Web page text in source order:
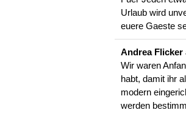
Urlaub wird
euere Gaeste
Andrea Flicker
Wir waren
habt, damit ihr
modern
werden